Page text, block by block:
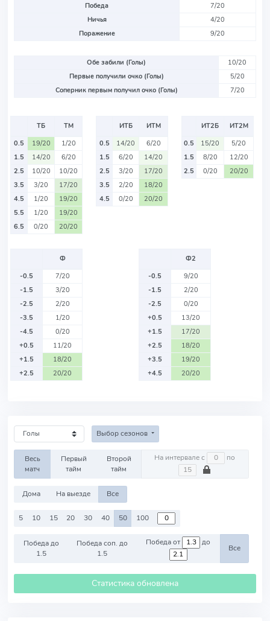
Победа
7/20
Ничья
4/20
Поражение
9/20
Обе забили (Голы)
10/20
Первые получили очко (Голы)
5/20
Соперник первым получил очко (Голы)
7/20
ТБ
ТМ
0.5
19/20
1/20
1.5
14/20
6/20
2.5
10/20
10/20
3.5
3/20
17/20
4.5
1/20
19/20
5.5
1/20
19/20
6.5
0/20 20/20
ИТБ
ИТМ
0.5
14/20
6/20
1.5
6/20
14/20
2.5
3/20
17/20
3.5
2/20
18/20
4.5
0/20 20/20
ИТ2Б
ИТ2М
0.5
15/20
5/20
1.5
8/20
12/20
2.5
0/20 20/20
Ф
-0.5
7/20
-1.5
3/20
-2.5
2/20
-3.5
1/20
-4.5
0/20
+0.5
11/20
+1.5
18/20
+2.5
20/20
Ф2
-0.5
9/20
-1.5
2/20
-2.5
0/20
+0.5
13/20
+1.5
17/20
+2.5
18/20
+3.5
19/20
+4.5
20/20
Выбор сезонов
Весь
матч
Первый
тайм
Второй
тайм
На интервале с по
Дома На выезде Все
5 10 15 20 30 40 50 100
Победа до
1.5
Победа соп. до
1.5
Победа от до
Все
Статистика обновлена